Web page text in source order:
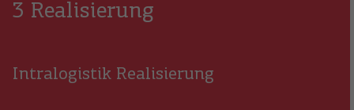
3 Realisierung
Intralogistik Realisierung